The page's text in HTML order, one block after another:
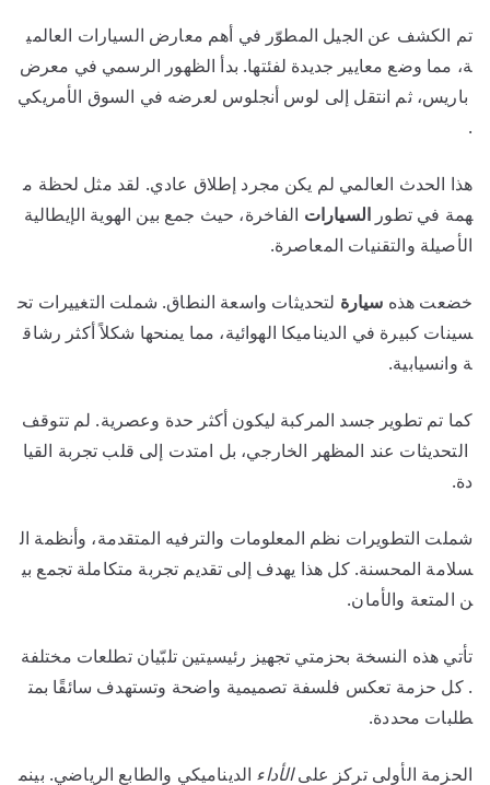
تم الكشف عن الجيل المطوّر في أهم معارض السيارات العالمي
ة، مما وضع معايير جديدة لفئتها. بدأ الظهور الرسمي في معرض
باريس، ثم انتقل إلى لوس أنجلوس لعرضه في السوق الأمريكي
.
هذا الحدث العالمي لم يكن مجرد إطلاق عادي. لقد مثل لحظة م
همة في تطور السيارات الفاخرة، حيث جمع بين الهوية الإيطالية
الأصيلة والتقنيات المعاصرة.
خضعت هذه سيارة لتحديثات واسعة النطاق. شملت التغييرات تح
سينات كبيرة في الديناميكا الهوائية، مما يمنحها شكلاً أكثر رشاق
ة وانسيابية.
كما تم تطوير جسد المركبة ليكون أكثر حدة وعصرية. لم تتوقف
التحديثات عند المظهر الخارجي، بل امتدت إلى قلب تجربة القيا
دة.
شملت التطويرات نظم المعلومات والترفيه المتقدمة، وأنظمة ال
سلامة المحسنة. كل هذا يهدف إلى تقديم تجربة متكاملة تجمع بي
ن المتعة والأمان.
تأتي هذه النسخة بحزمتي تجهيز رئيسيتين تلبّيان تطلعات مختلفة
. كل حزمة تعكس فلسفة تصميمية واضحة وتستهدف سائقًا بمت
طلبات محددة.
الحزمة الأولى تركز علىالأداء الديناميكي والطابع الرياضي. بينم